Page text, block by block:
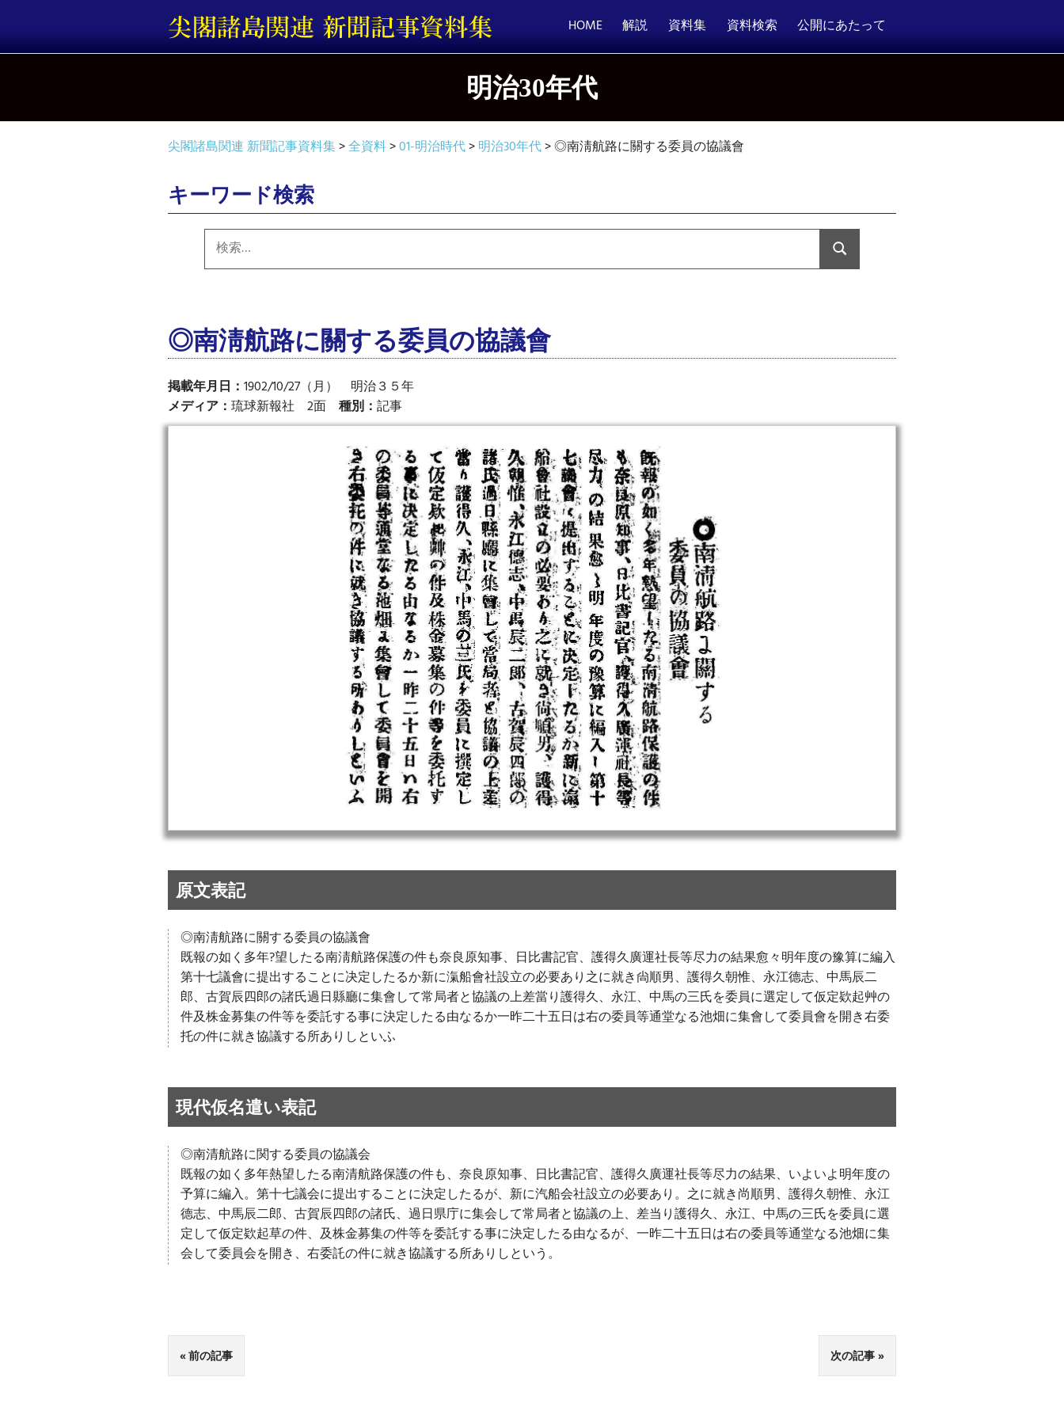
テ
ス
HOME 解説 資料集 資料検索 公開にあたって
明治30年代
尖閣諸島関連 新聞記事資料集>全資料>01-明治時代>明治30年代>◎南淸航路に關する委員の協議會
キーワード検索
索:
検
索
◎南淸航路に關する委員の協議會
掲載年月日： 1902/10/27（月） 明治３５年
メディア： 琉球新報社 2面 種別： 記事
原文表記
◎南淸航路に關する委員の協議會
既報の如く多年?望したる南淸航路保護の件も奈良原知事、日比書記官、護得久廣運社長等尽力の結果愈々明年度の豫算に編入
第十七議會に提出することに决定したるか新に滊船會社設立の必要あり之に就き尙順男、護得久朝惟、永江德志、中馬辰二
郎、古賀辰四郎の諸氏過日縣廳に集會して常局者と協議の上差當り護得久、永江、中馬の三氏を委員に選定して仮定欵起艸の
件及株金募集の件等を委託する事に決定したる由なるか一昨二十五日は右の委員等通堂なる池畑に集會して委員會を開き右委
托の件に就き協議する所ありしといふ
現代仮名遣い表記
◎南清航路に関する委員の協議会
既報の如く多年熱望したる南清航路保護の件も、奈良原知事、日比書記官、護得久廣運社長等尽力の結果、いよいよ明年度の
予算に編入。第十七議会に提出することに決定したるが、新に汽船会社設立の必要あり。之に就き尚順男、護得久朝惟、永江
德志、中馬辰二郎、古賀辰四郎の諸氏、過日県庁に集会して常局者と協議の上、差当り護得久、永江、中馬の三氏を委員に選
定して仮定欵起草の件、及株金募集の件等を委託する事に決定したる由なるが、一昨二十五日は右の委員等通堂なる池畑に集
会して委員会を開き、右委託の件に就き協議する所ありしという。
前の記事 次の記事